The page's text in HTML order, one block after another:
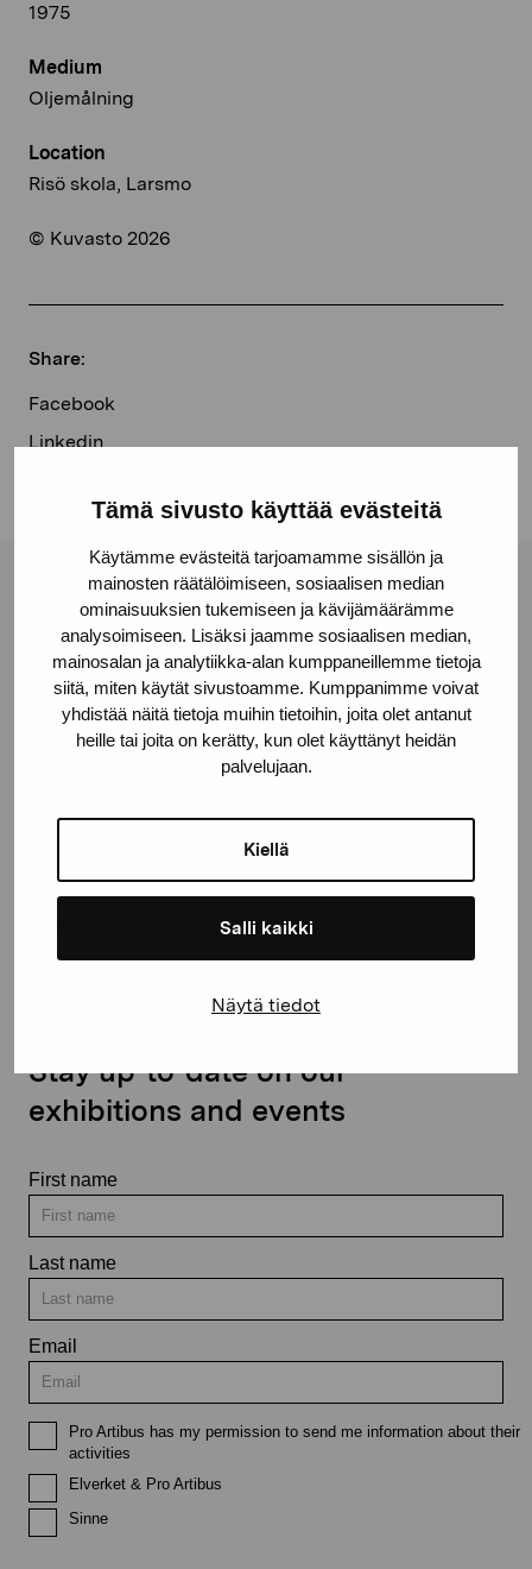
Tämä sivusto käyttää evästeitä
Käytämme evästeitä tarjoamamme sisällön ja
mainosten räätälöimiseen, sosiaalisen median
ominaisuuksien tukemiseen ja kävijämäärämme
analysoimiseen. Lisäksi jaamme sosiaalisen median,
mainosalan ja analytiikka-alan kumppaneillemme tietoja
siitä, miten käytät sivustoamme. Kumppanimme voivat
yhdistää näitä tietoja muihin tietoihin, joita olet antanut
heille tai joita on kerätty, kun olet käyttänyt heidän
palvelujaan.
Kiellä
Salli kaikki
Näytä tiedot
1975
Medium
Oljemålning
Location
Risö skola, Larsmo
© Kuvasto 2026
Share:
Facebook
Linkedin
Pro Artibus Foundation
Gustav Wasas gata 11
10600 Ekenäs
proartibus@proartibus.fi
Stay up-to-date on our
exhibitions and events
First name
Last name
Email
Pro Artibus has my permission to send me information about their
activities
Elverket & Pro Artibus
Sinne